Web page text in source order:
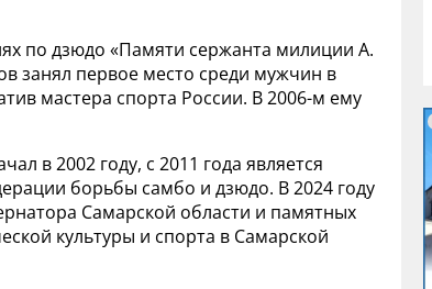
по дзюдо «Памяти сержанта милиции А.
занял первое место среди мужчин в
мастера спорта России. В 2006-м ему
в 2002 году, с 2011 года является
борьбы самбо и дзюдо. В 2024 году
Самарской области и памятных
культуры и спорта в Самарской